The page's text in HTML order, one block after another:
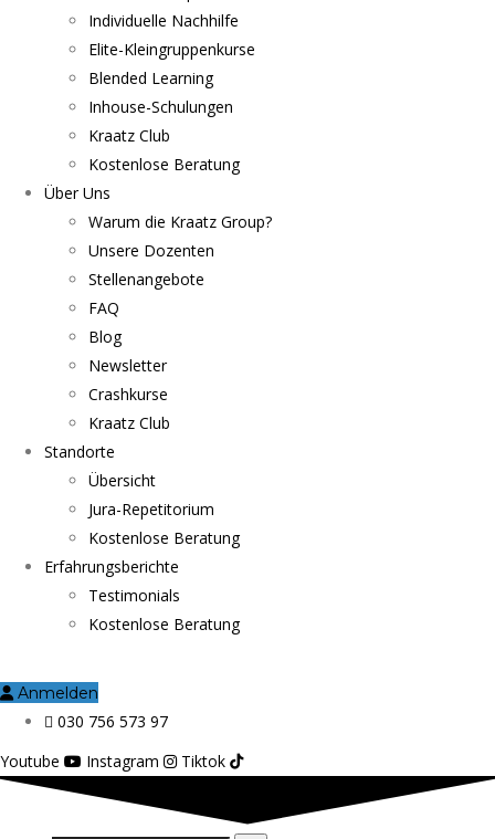
Individuelle Nachhilfe
Elite-Kleingruppenkurse
Blended Learning
Inhouse-Schulungen
Kraatz Club
Kostenlose Beratung
Über Uns
Warum die Kraatz Group?
Unsere Dozenten
Stellenangebote
FAQ
Blog
Newsletter
Crashkurse
Kraatz Club
Standorte
Übersicht
Jura-Repetitorium
Kostenlose Beratung
Erfahrungsberichte
Testimonials
Kostenlose Beratung
Anmelden
030 756 573 97
Youtube
Instagram Tiktok